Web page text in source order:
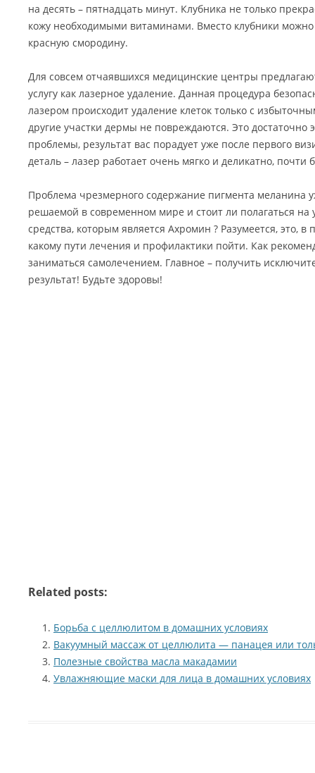
на десять – пятнадцать минут. Клубника не только
кожу необходимыми витаминами. Вместо клубники
красную смородину.
Для совсем отчаявшихся медицинские центры
услугу как лазерное удаление. Данная процедура
лазером происходит удаление клеток только с
другие участки дермы не повреждаются. Это
проблемы, результат вас порадует уже после первого
деталь – лазер работает очень мягко и деликатно, почти
Проблема чрезмерного содержание пигмента меланина
решаемой в современном мире и стоит ли полагаться на
средства, которым является Ахромин ? Разумеется, это,
какому пути лечения и профилактики пойти. Как
заниматься самолечением. Главное – получить
результат! Будьте здоровы!
Related posts:
Борьба с целлюлитом в домашних условиях
Вакуумный массаж от целлюлита — панацея или
Полезные свойства масла макадамии
Увлажняющие маски для лица в домашних условиях